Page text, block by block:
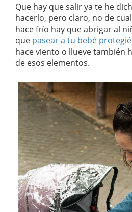
Que hay que salir ya te he
hacerlo, pero claro, no de
hace frío hay que abrigar al
que pasear a tu bebé
hace viento o llueve también
de esos elementos.